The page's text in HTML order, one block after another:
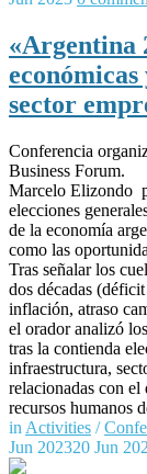
«Argentina
sector
Conferencia
Business Forum.
Marcelo Elizondo
elecciones
de la economía
como las
Tras señalar los
dos décadas
inflación, atraso
el orador analizó
tras la contienda
infraestructura,
relacionadas con
recursos humanos
in Activities /
Jun 202320 Jun